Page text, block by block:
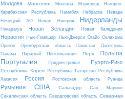
Молдова Монголия Монтана Мэриленд
Нагорно-
Карабахская Республика
Намибия Небраска
Невада
Ненецкий АО
Непал Нигерия Нидерланды
Никарагуа Новая Зеландия Новая Каледония
Норвегия Нью-Гэмпшир Нью-Джерси Огайо Оклахома
Орегон
Оренбургская область Пакистан
Палестина
Панама
Парагвай Пенсильвания Перу Польша
Португалия Приднестровье Пуэрто-Рико
Республика Корея Республика Татарстан
Республика
Хакасия
Россия Ростовская область Руанда
Румыния США Сальвадор
Сан Марино
Сахалинская область Свердловская область Северная